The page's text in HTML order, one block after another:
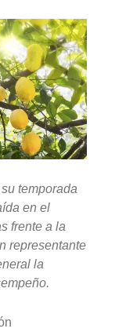
temporada
en el
frente a la
representante
la